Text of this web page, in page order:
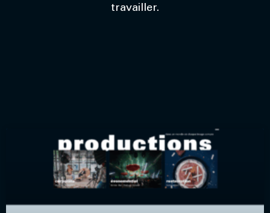
travailler.